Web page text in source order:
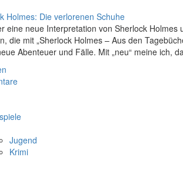
eine neue Interpretation von Sherlock
die mit „Sherlock Holmes – Aus den
Abenteuer und Fälle. Mit „neu“ meine ich,
Jugend
Krimi